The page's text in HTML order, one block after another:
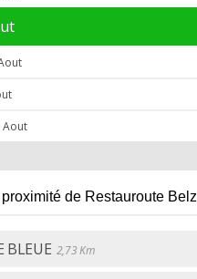
Aout
de Restauroute Belz
BLEUE 2,73 Km